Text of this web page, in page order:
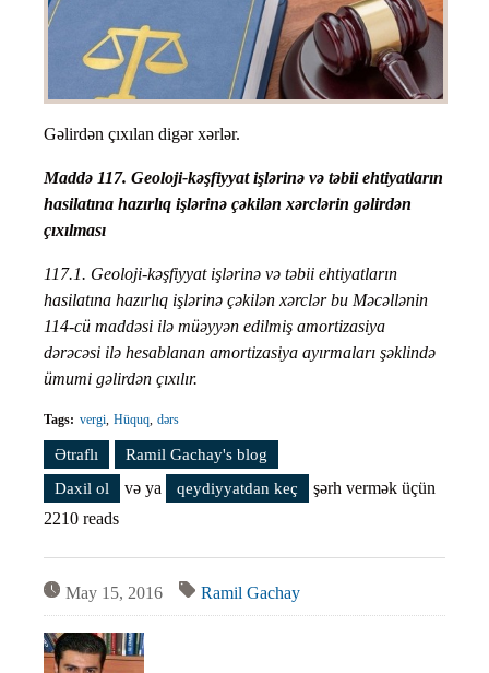
Gəlirdən çıxılan digər xərlər.
Maddə 117. Geoloji-kəşfiyyat işlərinə və təbii ehtiyatların
hasilatına hazırlıq işlərinə çəkilən xərclərin gəlirdən
çıxılması
117.1. Geoloji-kəşfiyyat işlərinə və təbii ehtiyatların
hasilatına hazırlıq işlərinə çəkilən xərclər bu Məcəllənin
114-cü maddəsi ilə müəyyən edilmiş amortizasiya
dərəcəsi ilə hesablanan amortizasiya ayırmaları şəklində
ümumi gəlirdən çıxılır.
Tags: vergi Hüquq dərs
Ətraflı Vergi qanunvericiliyini öyrənək. Dərs #65 haqqında
Ramil Gachay's blog
Daxil ol
və ya qeydiyyatdan keç
şərh vermək üçün
2210 reads
May 15, 2016 Ramil Gachay